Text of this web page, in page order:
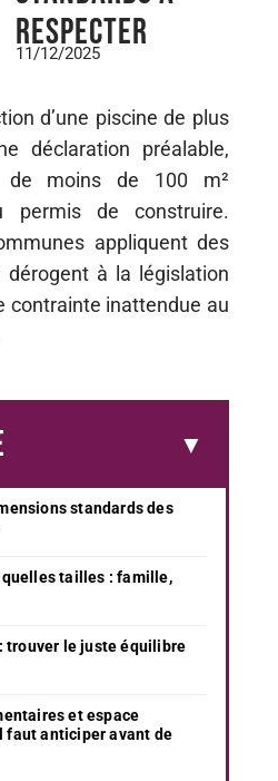
respecter
11/12/2025
d’une piscine de plus
déclaration préalable,
de moins de 100 m²
permis de construire.
appliquent des
à la législation
contrainte inattendue au
standards des
quelles tailles : famille,
trouver le juste équilibre
et espace
faut anticiper avant de